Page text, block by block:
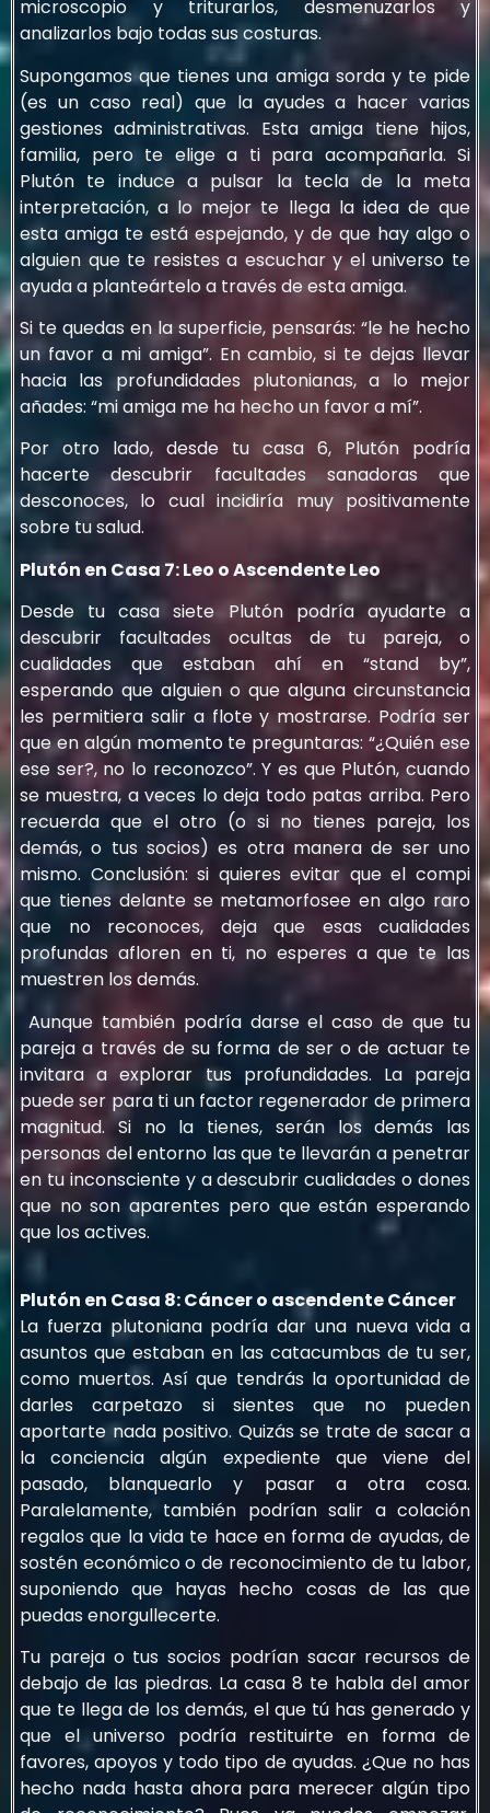
microscopio y triturarlos, desmenuzarlos y
analizarlos bajo todas sus costuras.
Supongamos que tienes una amiga sorda y te pide
(es un caso real) que la ayudes a hacer varias
gestiones administrativas. Esta amiga tiene hijos,
familia, pero te elige a ti para acompañarla. Si
Plutón te induce a pulsar la tecla de la meta
interpretación, a lo mejor te llega la idea de que
esta amiga te está espejando, y de que hay algo o
alguien que te resistes a escuchar y el universo te
ayuda a planteártelo a través de esta amiga.
Si te quedas en la superficie, pensarás: “le he hecho
un favor a mi amiga”. En cambio, si te dejas llevar
hacia las profundidades plutonianas, a lo mejor
añades: “mi amiga me ha hecho un favor a mí”.
Por otro lado, desde tu casa 6, Plutón podría
hacerte descubrir facultades sanadoras que
desconoces, lo cual incidiría muy positivamente
sobre tu salud.
Plutón en Casa 7: Leo o Ascendente Leo
Desde tu casa siete Plutón podría ayudarte a
descubrir facultades ocultas de tu pareja, o
cualidades que estaban ahí en “stand by”,
esperando que alguien o que alguna circunstancia
les permitiera salir a flote y mostrarse. Podría ser
que en algún momento te preguntaras: “¿Quién ese
ese ser?, no lo reconozco”. Y es que Plutón, cuando
se muestra, a veces lo deja todo patas arriba. Pero
recuerda que el otro (o si no tienes pareja, los
demás, o tus socios) es otra manera de ser uno
mismo. Conclusión: si quieres evitar que el compi
que tienes delante se metamorfosee en algo raro
que no reconoces, deja que esas cualidades
profundas afloren en ti, no esperes a que te las
muestren los demás.
Aunque también podría darse el caso de que tu
pareja a través de su forma de ser o de actuar te
invitara a explorar tus profundidades. La pareja
puede ser para ti un factor regenerador de primera
magnitud. Si no la tienes, serán los demás las
personas del entorno las que te llevarán a penetrar
en tu inconsciente y a descubrir cualidades o dones
que no son aparentes pero que están esperando
que los actives.
Plutón en Casa 8: Cáncer o ascendente Cáncer
La fuerza plutoniana podría dar una nueva vida a
asuntos que estaban en las catacumbas de tu ser,
como muertos. Así que tendrás la oportunidad de
darles carpetazo si sientes que no pueden
aportarte nada positivo. Quizás se trate de sacar a
la conciencia algún expediente que viene del
pasado, blanquearlo y pasar a otra cosa.
Paralelamente, también podrían salir a colación
regalos que la vida te hace en forma de ayudas, de
sostén económico o de reconocimiento de tu labor,
suponiendo que hayas hecho cosas de las que
puedas enorgullecerte.
Tu pareja o tus socios podrían sacar recursos de
debajo de las piedras. La casa 8 te habla del amor
que te llega de los demás, el que tú has generado y
que el universo podría restituirte en forma de
favores, apoyos y todo tipo de ayudas. ¿Que no has
hecho nada hasta ahora para merecer algún tipo